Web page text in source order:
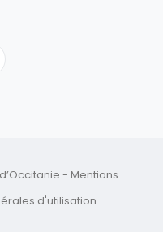
- Mentions
d'utilisation